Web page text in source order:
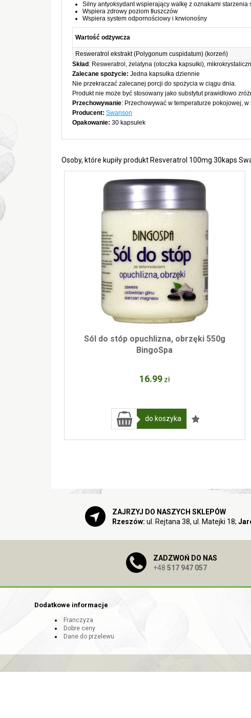
Silny antyoksydant wspierający walkę z oznakami starzenia
Wspiera zdrowy poziom tłuszczów
Wspiera system odpornościowy i krwionośny
Wartość odżywcza
Resweratrol ekstrakt (Polygonum cuspidatum) (korzeń)
Skład : Resweratrol, żelatyna (otoczka kapsułki),
Zalecane spożycie: Jedna kapsułka dziennie
Nie przekraczać zalecanej porcji do spożycia w ciągu dnia.
Produkt nie może być stosowany jako substytut prawidłowo
Przechowywanie: Przechowywać w temperaturze pokojowej,
Producent: Swanson
Opakowanie: 30 kapsułek
Osoby, które kupiły produkt Resveratrol 100mg 30kaps
Sól do stóp opuchlizna, obrzęki 550g
BingoSpa
16.99 zł
do koszyka
ZAJRZYJ DO NASZYCH SKLEPÓW
Rzeszów: ul. Rejtana 38, ul. Matejki 18;
ZADZWOŃ DO NAS
+48 517 947 057
Dodatkowe informacje
Franczyza
Dobre ceny
Dane do przelewu